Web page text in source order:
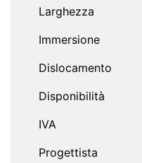
Larghezza
Immersione
Dislocamento
Disponibilità
IVA
Progettista